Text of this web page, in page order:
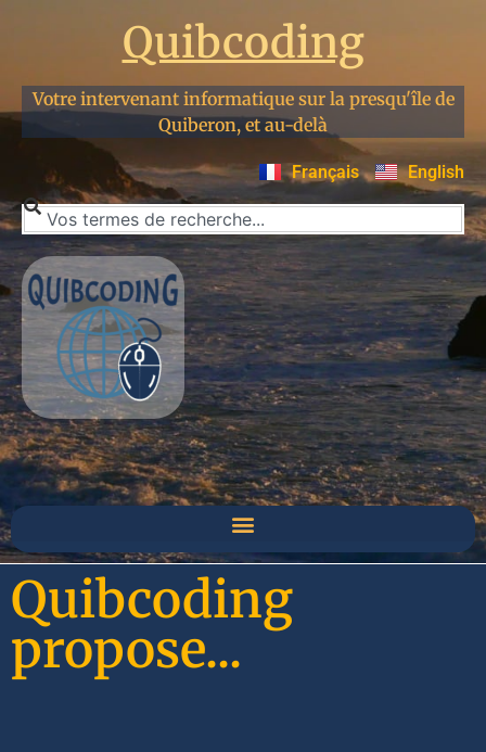
Quibcoding
Votre intervenant informatique sur la presqu'île de
Quiberon, et au-delà
Français English
Quibcoding
propose...